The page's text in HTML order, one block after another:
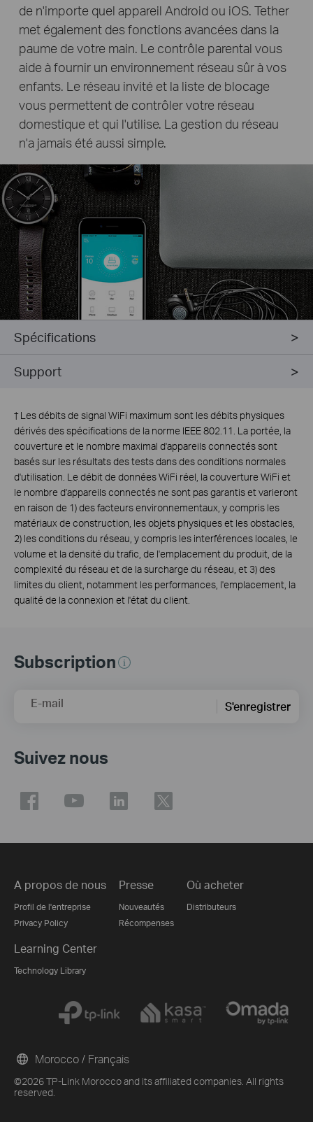
de n'importe quel appareil Android ou iOS. Tether
met également des fonctions avancées dans la
paume de votre main. Le contrôle parental vous
aide à fournir un environnement réseau sûr à vos
enfants. Le réseau invité et la liste de blocage
vous permettent de contrôler votre réseau
domestique et qui l'utilise. La gestion du réseau
n'a jamais été aussi simple.
Spécifications
Support
† Les débits de signal WiFi maximum sont les débits physiques
dérivés des spécifications de la norme IEEE 802.11. La portée, la
couverture et le nombre maximal d'appareils connectés sont
basés sur les résultats des tests dans des conditions normales
d'utilisation. Le débit de données WiFi réel, la couverture WiFi et
le nombre d'appareils connectés ne sont pas garantis et varieront
en raison de 1) des facteurs environnementaux, y compris les
matériaux de construction, les objets physiques et les obstacles,
2) les conditions du réseau, y compris les interférences locales, le
volume et la densité du trafic, de l'emplacement du produit, de la
complexité du réseau et de la surcharge du réseau, et 3) des
limites du client, notamment les performances, l'emplacement, la
qualité de la connexion et l'état du client.
Subscription
E-mail S'enregistrer
Suivez nous
A propos de nous
Profil de l'entreprise
Privacy Policy
Presse
Nouveautés
Récompenses
Où acheter
Distributeurs
Learning Center
Technology Library
©2026 TP-Link Morocco and its affiliated companies. All rights
reserved.
Morocco / Français